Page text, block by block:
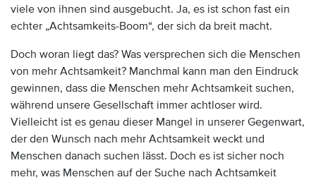
viele von ihnen sind ausgebucht. Ja, es ist schon fast ein
echter „Achtsamkeits-Boom“, der sich da breit macht.
Doch woran liegt das? Was versprechen sich die Menschen
von mehr Achtsamkeit? Manchmal kann man den Eindruck
gewinnen, dass die Menschen mehr Achtsamkeit suchen,
während unsere Gesellschaft immer achtloser wird.
Vielleicht ist es genau dieser Mangel in unserer Gegenwart,
der den Wunsch nach mehr Achtsamkeit weckt und
Menschen danach suchen lässt. Doch es ist sicher noch
mehr, was Menschen auf der Suche nach Achtsamkeit